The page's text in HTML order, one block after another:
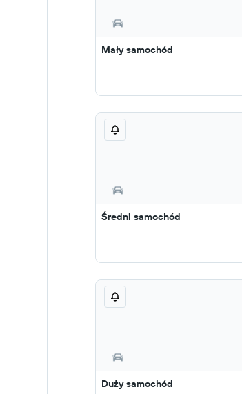
Mały samochód
Średni samochód
Duży samochód